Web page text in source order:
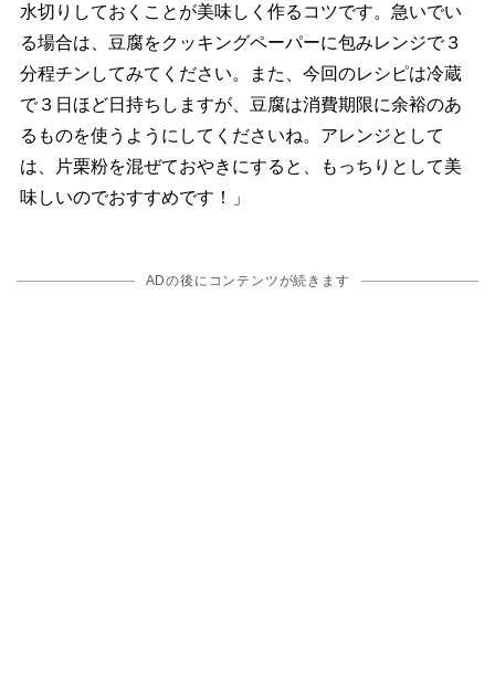
水切りしておくことが美味しく作るコツです。急いでい
る場合は、豆腐をクッキングペーパーに包みレンジで３
分程チンしてみてください。また、今回のレシピは冷蔵
で３日ほど日持ちしますが、豆腐は消費期限に余裕のあ
るものを使うようにしてくださいね。アレンジとして
は、片栗粉を混ぜておやきにすると、もっちりとして美
味しいのでおすすめです！」
ADの後にコンテンツが続きます